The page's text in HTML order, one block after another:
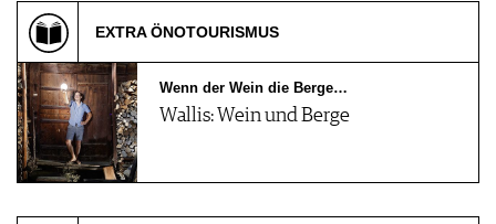
EXTRA ÖNOTOURISMUS
Wenn der Wein die Berge…
Wallis: Wein und Berge